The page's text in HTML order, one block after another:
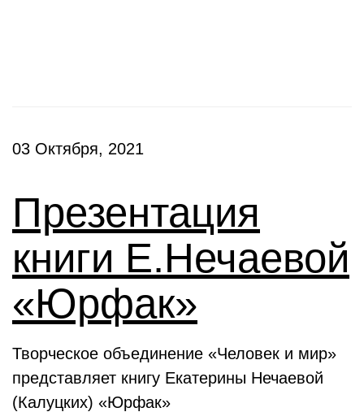
03 Октября, 2021
Презентация
книги Е.Нечаевой
«Юрфак»
Творческое объединение «Человек и мир»
представляет книгу Екатерины Нечаевой
(Калуцких) «Юрфак»